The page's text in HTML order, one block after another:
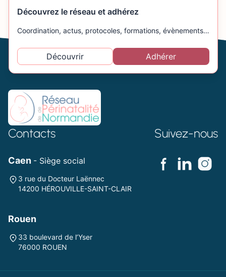
Découvrez le réseau et adhérez
Coordination, actus, protocoles, formations, évènements…
Découvrir Adhérer
Contacts
Caen - Siège social
3 rue du Docteur Laënnec
14200 HÉROUVILLE-SAINT-CLAIR
Rouen
33 boulevard de l’Yser
76000 ROUEN
Suivez-nous